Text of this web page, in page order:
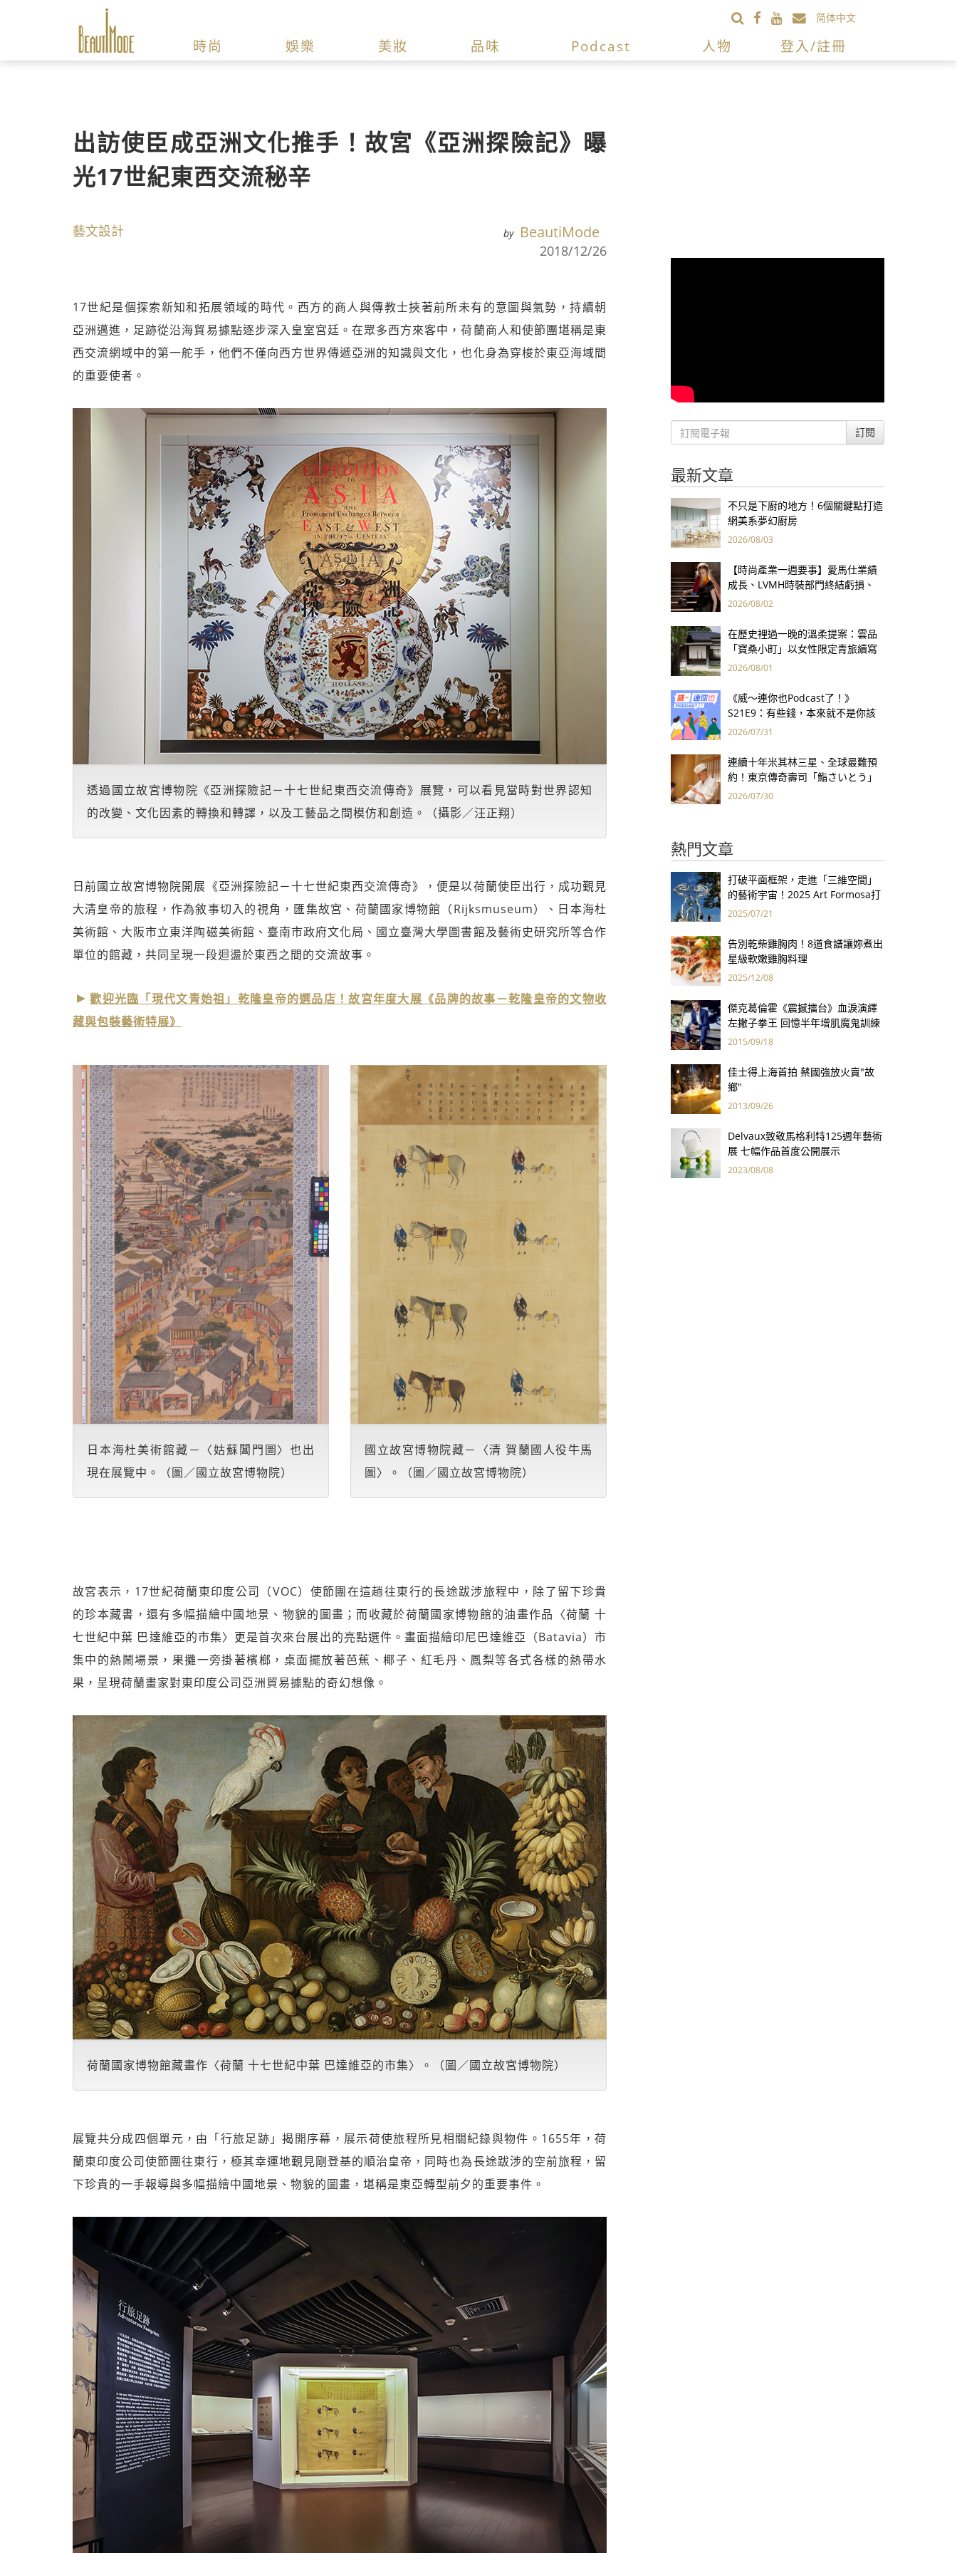
简体中文
時尚 娛樂 美妝 品味 Podcast 人物 登入/註冊
出訪使臣成亞洲文化推手！故宮《亞洲探險記》曝
光17世紀東西交流秘辛
藝文設計 by BeautiMode
2018/12/26
17世紀是個探索新知和拓展領域的時代。西方的商人與傳教士挾著前所未有的意圖與氣勢，持續朝
亞洲邁進，足跡從沿海貿易據點逐步深入皇室宮廷。在眾多西方來客中，荷蘭商人和使節團堪稱是東
西交流網域中的第一舵手，他們不僅向西方世界傳遞亞洲的知識與文化，也化身為穿梭於東亞海域間
的重要使者。
透過國立故宮博物院《亞洲探險記－十七世紀東西交流傳奇》展覽，可以看見當時對世界認知
的改變、文化因素的轉換和轉譯，以及工藝品之間模仿和創造。（攝影／汪正翔）
日前國立故宮博物院開展《亞洲探險記－十七世紀東西交流傳奇》，便是以荷蘭使臣出行，成功覲見
大清皇帝的旅程，作為敘事切入的視角，匯集故宮、荷蘭國家博物館（Rijksmuseum）、日本海杜
美術館、大阪市立東洋陶磁美術館、臺南市政府文化局、國立臺灣大學圖書館及藝術史研究所等合作
單位的館藏，共同呈現一段迴盪於東西之間的交流故事。
歡迎光臨「現代文青始祖」乾隆皇帝的選品店！故宮年度大展《品牌的故事－乾隆皇帝的文物收
藏與包裝藝術特展》
日本海杜美術館藏－〈姑蘇閶門圖〉也出
現在展覽中。（圖／國立故宮博物院）
國立故宮博物院藏－〈清 賀蘭國人役牛馬
圖〉。（圖／國立故宮博物院）
故宮表示，17世紀荷蘭東印度公司（VOC）使節團在這趟往東行的長途跋涉旅程中，除了留下珍貴
的珍本藏書，還有多幅描繪中國地景、物貌的圖畫；而收藏於荷蘭國家博物館的油畫作品〈荷蘭 十
七世紀中葉 巴達維亞的市集〉更是首次來台展出的亮點選件。畫面描繪印尼巴達維亞（Batavia）市
集中的熱鬧場景，果攤一旁掛著檳榔，桌面擺放著芭蕉、椰子、紅毛丹、鳳梨等各式各樣的熱帶水
果，呈現荷蘭畫家對東印度公司亞洲貿易據點的奇幻想像。
荷蘭國家博物館藏畫作〈荷蘭 十七世紀中葉 巴達維亞的市集〉。（圖／國立故宮博物院）
展覽共分成四個單元，由「行旅足跡」揭開序幕，展示荷使旅程所見相關紀錄與物件。1655年，荷
蘭東印度公司使節團往東行，極其幸運地覲見剛登基的順治皇帝，同時也為長途跋涉的空前旅程，留
下珍貴的一手報導與多幅描繪中國地景、物貌的圖畫，堪稱是東亞轉型前夕的重要事件。
訂閱
最新文章
不只是下廚的地方！6個關鍵點打造
網美系夢幻廚房
2026/08/03
【時尚產業一週要事】愛馬仕業績
成長、LVMH時裝部門終結虧損、
Kering轉型策略初現成效、Prada
2026/08/02
在歷史裡過一晚的溫柔提案：雲品
「寶桑小町」以女性限定青旅續寫
台東老屋記憶
2026/08/01
《威～連你也Podcast了！》
S21E9：有些錢，本來就不是你該
賺的——讀《一個投機者的告白》
2026/07/31
連續十年米其林三星、全球最難預
約！東京傳奇壽司「鮨さいとう」
為何破例首度來台？
2026/07/30
熱門文章
打破平面框架，走進「三維空間」
的藝術宇宙！2025 Art Formosa打
開立體創作的大門
2025/07/21
告別乾柴雞胸肉！8道食譜讓妳煮出
星級軟嫩雞胸料理
2025/12/08
傑克葛倫霍《震撼擂台》血淚演繹
左撇子拳王 回憶半年增肌魔鬼訓練
「一輩子想到都怕」
2015/09/18
佳士得上海首拍 蔡國強放火賣"故
鄉"
2013/09/26
Delvaux致敬馬格利特125週年藝術
展 七幅作品首度公開展示
2023/08/08